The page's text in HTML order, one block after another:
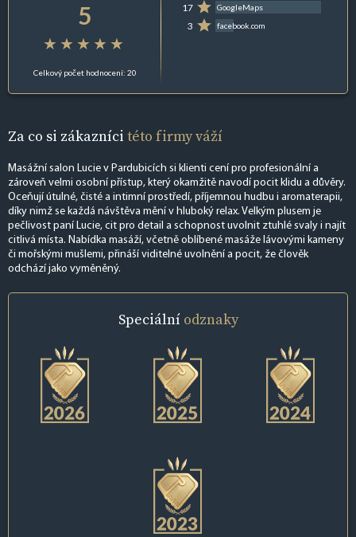
5
Celkový počet hodnocení: 20
17 GoogleMaps
3 facebook.com
Za co si zákazníci této firmy váží
Masážní salon Lucie v Pardubicích si klienti cení pro profesionální a
zároveň velmi osobní přístup, který okamžitě navodí pocit klidu a důvěry.
Oceňují útulné, čisté a intimní prostředí, příjemnou hudbu i aromaterapii,
díky nimž se každá návštěva mění v hluboký relax. Velkým plusem je
pečlivost paní Lucie, cit pro detail a schopnost uvolnit ztuhlé svaly i najít
citlivá místa. Nabídka masáží, včetně oblíbené masáže lávovými kameny
či mořskými mušlemi, přináší viditelné uvolnění a pocit, že člověk
odchází jako vyměněný.
Speciální odznaky